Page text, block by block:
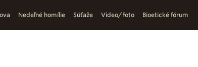
Nedeľné homílie Súťaže Video/Foto Bioetické fórum